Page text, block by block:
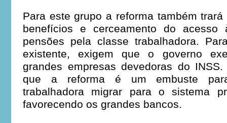
Para este grupo a reforma também
benefícios e cerceamento do acesso
pensões pela classe trabalhadora.
existente, exigem que o governo
grandes empresas devedoras do
que a reforma é um embuste
trabalhadora migrar para o sistema
favorecendo os grandes bancos.